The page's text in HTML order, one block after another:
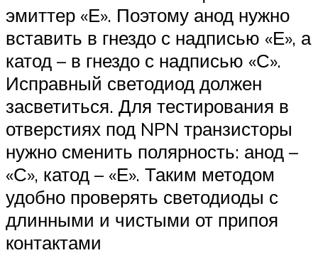
эмиттер «Е». Поэтому анод нужно
вставить в гнездо с надписью «Е», а
катод – в гнездо с надписью «С».
Исправный светодиод должен
засветиться. Для тестирования в
отверстиях под NPN транзисторы
нужно сменить полярность: анод –
«С», катод – «Е». Таким методом
удобно проверять светодиоды с
длинными и чистыми от припоя
контактами